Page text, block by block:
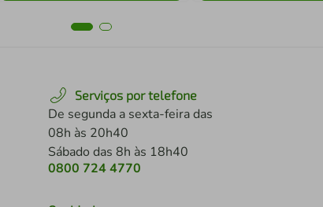
Serviços por telefone
De segunda a sexta-feira das
08h às 20h40
Sábado das 8h às 18h40
0800 724 4770